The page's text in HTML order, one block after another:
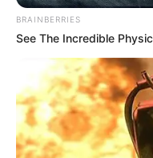
injerencia en esta
Tolima.
BRAINBERRIES
See The Incredible